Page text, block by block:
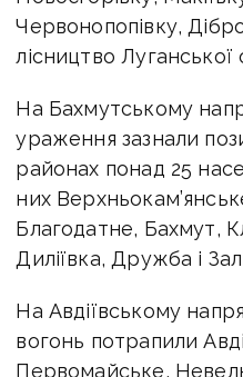
Червонопопівку,
лісництво Луганської
На Бахмутському
ураження зазнали
районах понад 25
них
Благодатне, Бахмут,
Диліївка, Дружба і
На Авдіївському
вогонь потрапили
Первомайське,